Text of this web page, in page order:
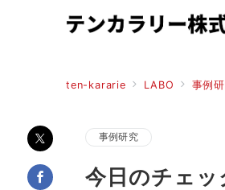
ten-kararie LABO 事例
事例研究
今日のチェ